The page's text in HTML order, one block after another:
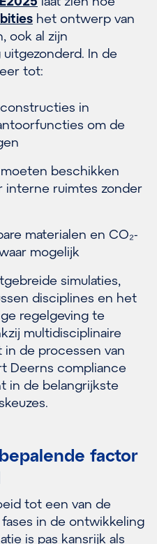
het ontwerp van
ook al zijn
In de
tot:
in
om de
beschikken
interne ruimtes zonder
materialen en CO₂-
mogelijk
simulaties,
disciplines en het
regelgeving te
multidisciplinaire
de processen van
Deerns compliance
in de belangrijkste
factor
tot een van de
in de ontwikkeling
is pas kansrijk als